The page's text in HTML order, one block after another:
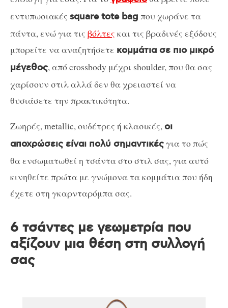
εντυπωσιακές square tote bag που χωράνε τα
πάντα, ενώ για τις βόλτες και τις βραδινές εξόδους
μπορείτε να αναζητήσετε κομμάτια σε πιο μικρό
μέγεθος, από crossbody μέχρι shoulder, που θα σας
χαρίσουν στιλ αλλά δεν θα χρειαστεί να
θυσιάσετε την πρακτικότητα.
Ζωηρές, metallic, ουδέτρες ή κλασικές, οι
αποχρώσεις είναι πολύ σημαντικέςγια το πώς
θα ενσωματωθεί η τσάντα στο στιλ σας, για αυτό
κινηθείτε πρώτα με γνώμονα τα κομμάτια που ήδη
έχετε στη γκαρνταρόμπα σας.
6 τσάντες με γεωμετρία που
αξίζουν μια θέση στη συλλογή
σας